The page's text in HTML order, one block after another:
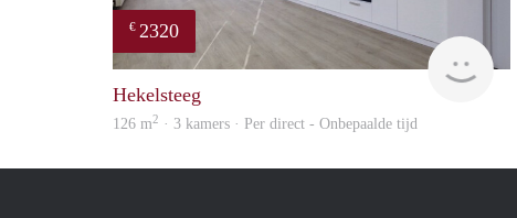
€ 2320
Hekelsteeg
126 m2 · 3 kamers · Per direct - Onbepaalde tijd